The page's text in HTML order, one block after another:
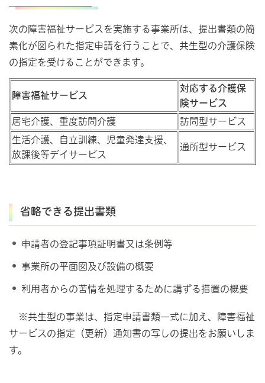
次の障害福祉サービスを実施する事業所は、提出書類の簡
素化が図られた指定申請を行うことで、共生型の介護保険
の指定を受けることができます。
障害福祉サービス
対応する介護保
険サービス
居宅介護、重度訪問介護
訪問型サービス
生活介護、自立訓練、児童発達支援、
放課後等デイサービス
通所型サービス
省略できる提出書類
申請者の登記事項証明書又は条例等
事業所の平面図及び設備の概要
利用者からの苦情を処理するために講ずる措置の概要
※共生型の事業は、指定申請書類一式に加え、障害福祉
サービスの指定（更新）通知書の写しの提出をお願いしま
す。